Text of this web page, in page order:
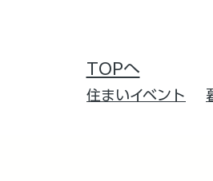
TOPへ
住まいイベント